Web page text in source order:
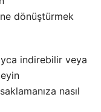
dönüştürmek
indirebilir veya
nasıl